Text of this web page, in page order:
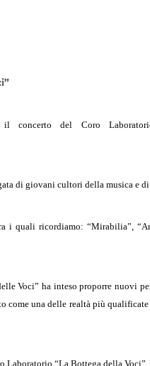
del Coro
di giovani cultori della musica e
i quali ricordiamo: “Mirabilia”,
Voci” ha inteso proporre nuovi
come una delle realtà più
Laboratorio “La Bottega della Voci”.